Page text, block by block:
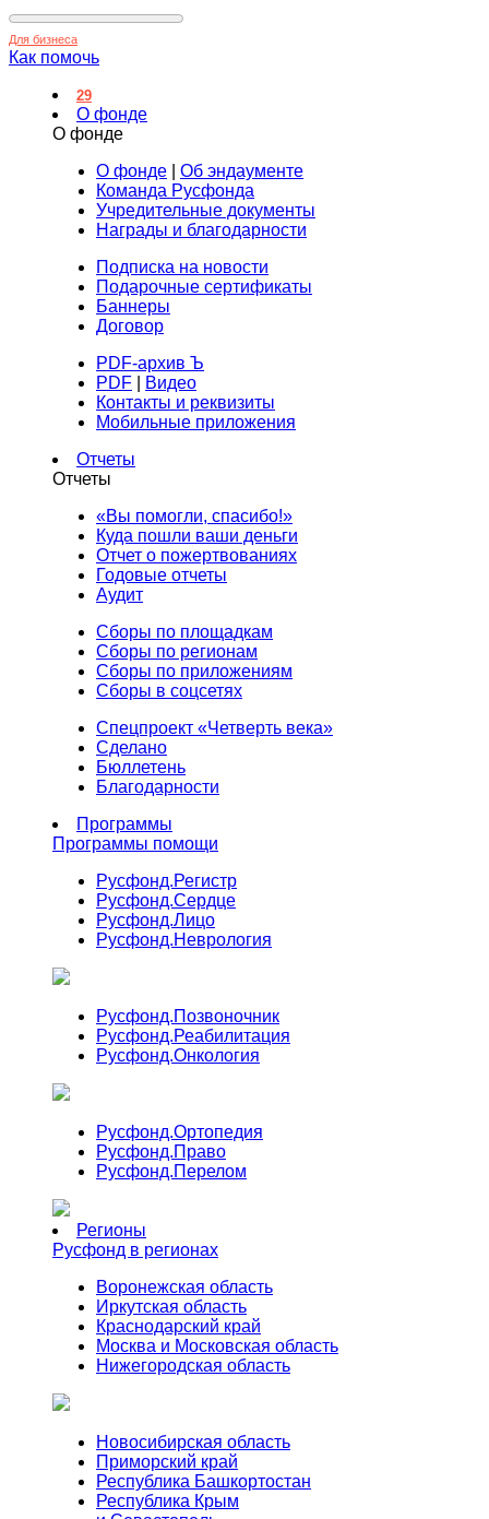
Для бизнеса
Как помочь
29
О фонде
О фонде
О фонде
Об эндаументе
Команда Русфонда
Учредительные документы
Награды и благодарности
Подписка на новости
Подарочные сертификаты
Баннеры
Договор
PDF-архив Ъ
PDF
Видео
Контакты и реквизиты
Мобильные приложения
Отчеты
Отчеты
«Вы помогли, спасибо!»
Куда пошли ваши деньги
Отчет о пожертвованиях
Годовые отчеты
Аудит
Сборы по площадкам
Сборы по регионам
Сборы по приложениям
Сборы в соцсетях
Спецпроект «Четверть века»
Сделано
Бюллетень
Благодарности
Программы
Программы помощи
Русфонд.Регистр
Русфонд.Сердце
Русфонд.Лицо
Русфонд.Неврология
Русфонд.Позвоночник
Русфонд.Реабилитация
Русфонд.Онкология
Русфонд.Ортопедия
Русфонд.Право
Русфонд.Перелом
Регионы
Русфонд в регионах
Воронежская область
Иркутская область
Краснодарский край
Москва и Московская область
Нижегородская область
Новосибирская область
Приморский край
Республика Башкортостан
Республика Крым